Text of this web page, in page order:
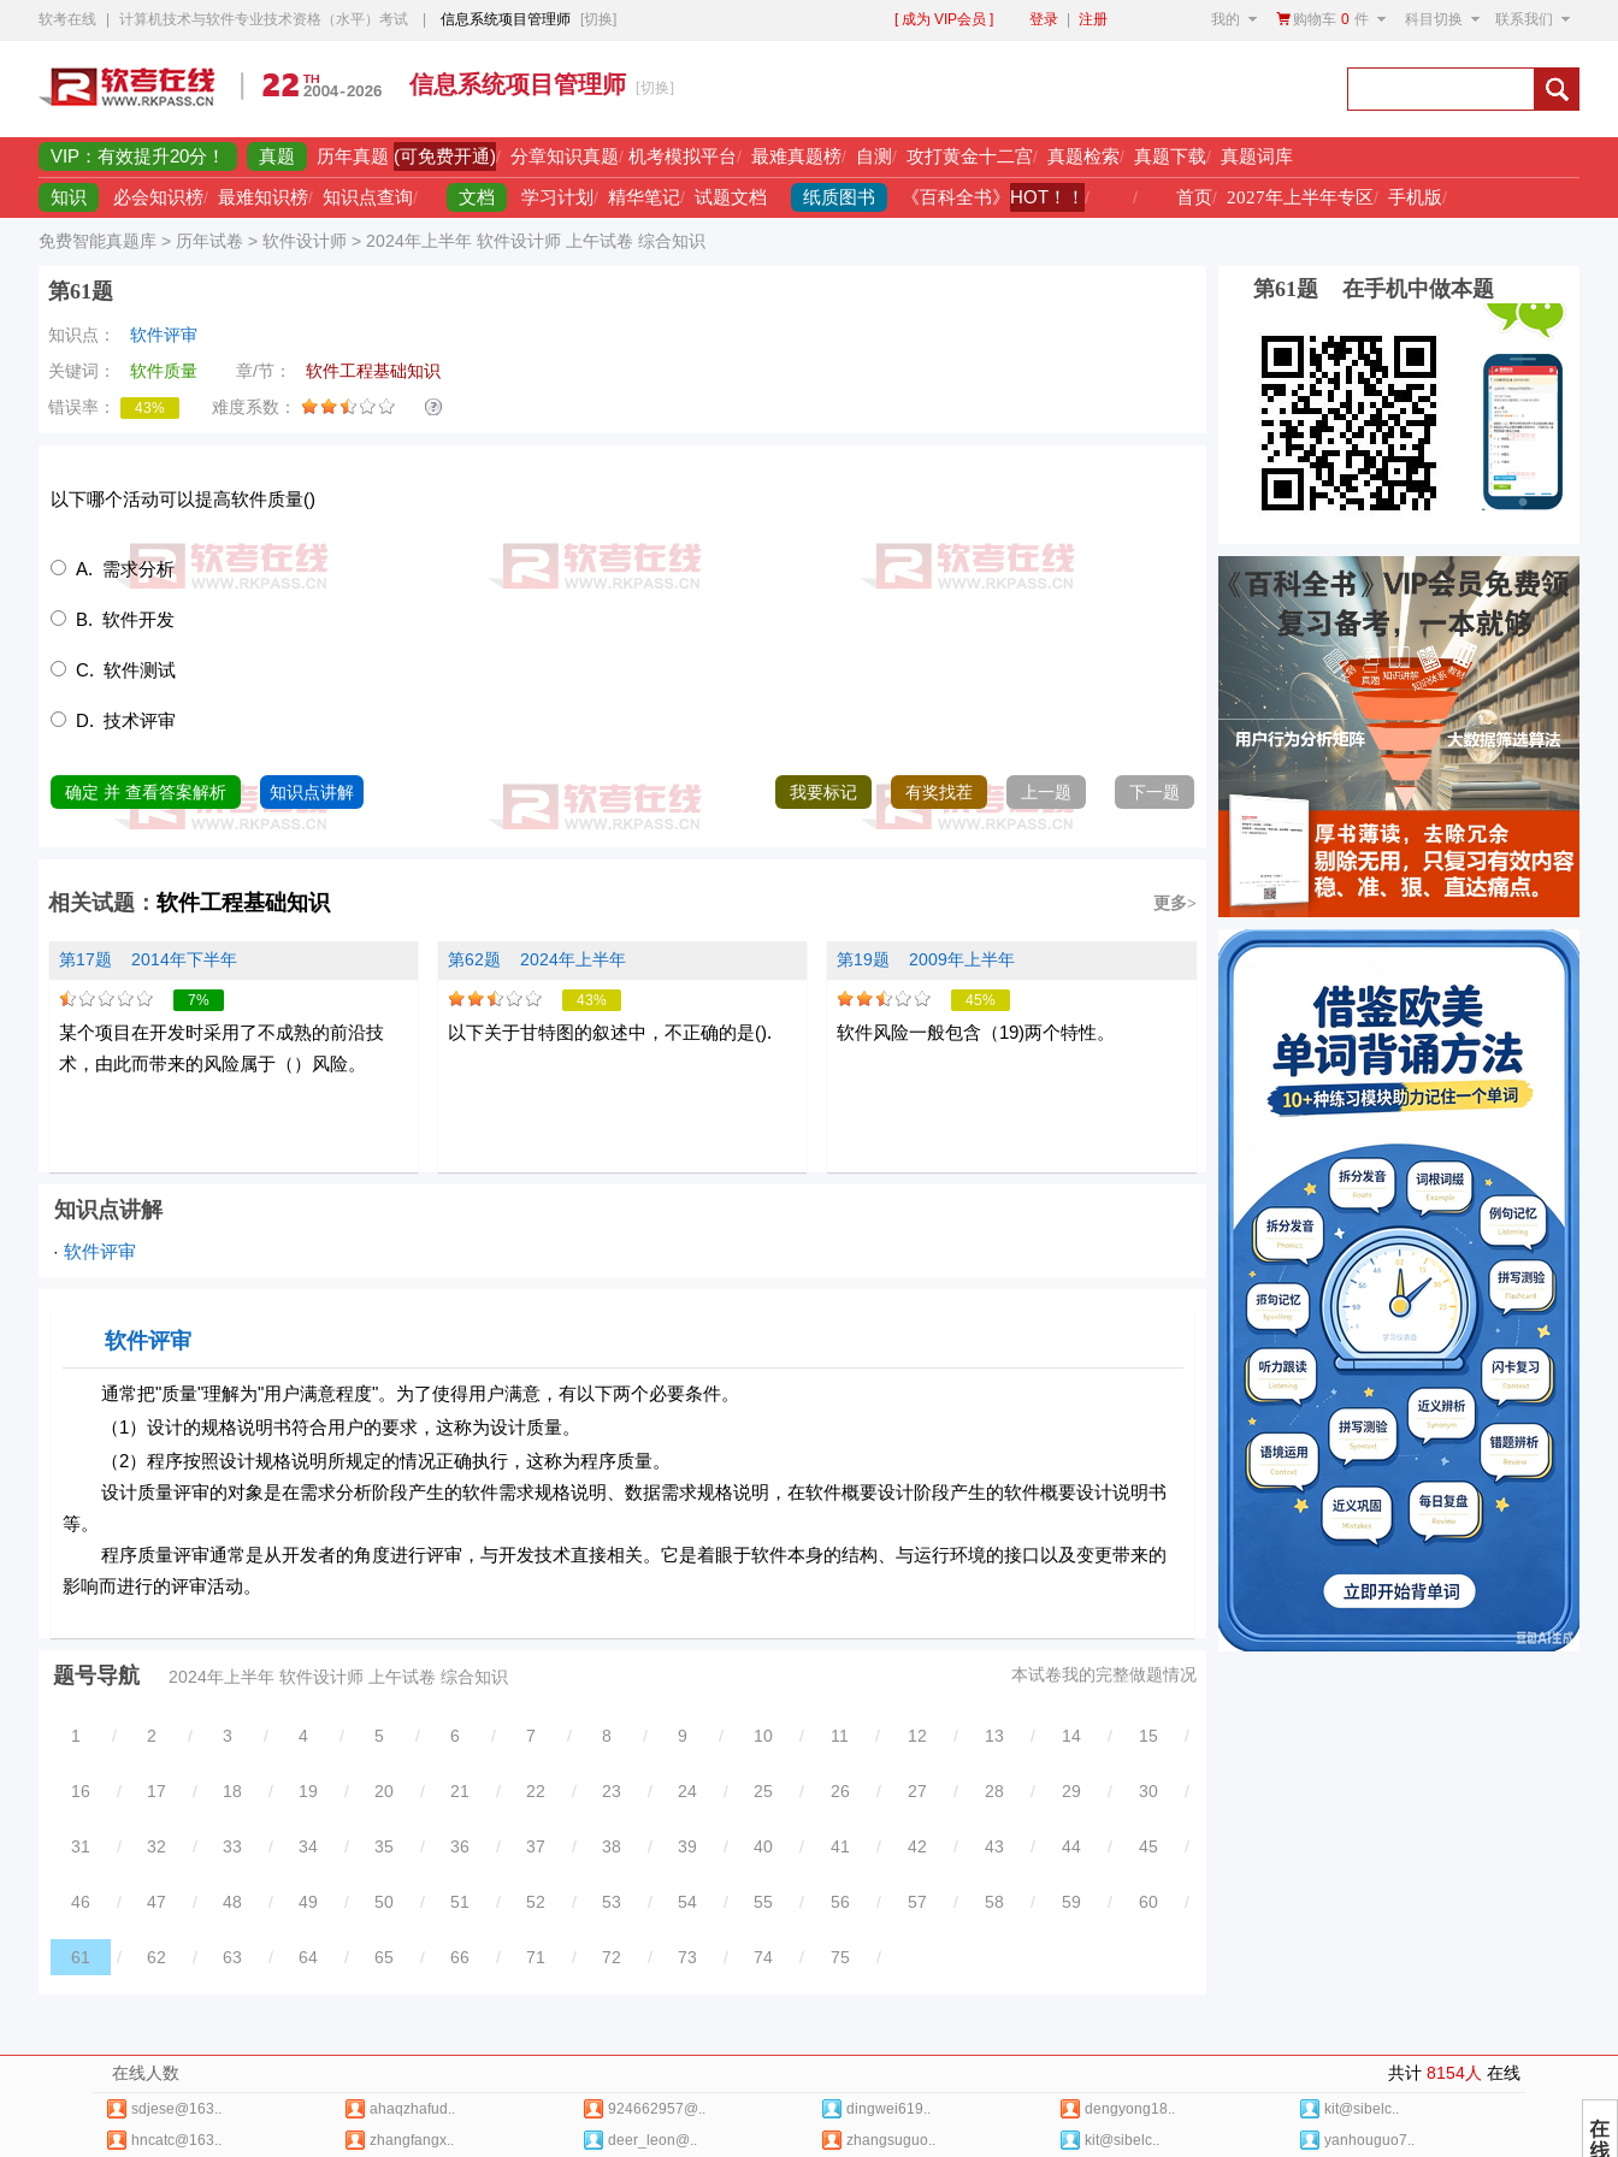
软考在线 计算机技术与软件专业技术资格（水平）考试 信息系统项目管理师 [切换] [ 成为 VIP会员 ] 登录 注册 我的 购物车 0 件 科目切换 联系我们
信息系统项目管理师 [切换]
VIP：有效提升20分！ 真题 历年真题 (可免费开通)/ 分章知识真题/ 机考模拟平台/ 最难真题榜/ 自测/ 攻打黄金十二宫/ 真题检索/ 真题下载/ 真题词库
知识 必会知识榜/ 最难知识榜/ 知识点查询/ 文档 学习计划/ 精华笔记/ 试题文档 纸质图书 《百科全书》 HOT！！ / / 首页/ 2027年上半年专区/ 手机版/
免费智能真题库 > 历年试卷 > 软件设计师 > 2024年上半年 软件设计师 上午试卷 综合知识
第61题
知识点：
软件评审
关键词：
软件质量 章/节：
软件工程基础知识
错误率：
43% 难度系数：
以下哪个活动可以提高软件质量()
A. 需求分析
B. 软件开发
C. 软件测试
D. 技术评审
确定 并 查看答案解析 知识点讲解 我要标记 有奖找茬 上一题 下一题
相关试题： 软件工程基础知识 更多>
第17题 2014年下半年
7%
某个项目在开发时采用了不成熟的前沿技
术，由此而带来的风险属于（）风险。
第62题 2024年上半年
43%
以下关于甘特图的叙述中，不正确的是().
第19题 2009年上半年
45%
软件风险一般包含（19)两个特性。
知识点讲解
· 软件评审
软件评审
通常把"质量"理解为"用户满意程度"。为了使得用户满意，有以下两个必要条件。
（1）设计的规格说明书符合用户的要求，这称为设计质量。
（2）程序按照设计规格说明所规定的情况正确执行，这称为程序质量。
设计质量评审的对象是在需求分析阶段产生的软件需求规格说明、数据需求规格说明，在软件概要设计阶段产生的软件概要设计说明书
等。
程序质量评审通常是从开发者的角度进行评审，与开发技术直接相关。它是着眼于软件本身的结构、与运行环境的接口以及变更带来的
影响而进行的评审活动。
题号导航 2024年上半年 软件设计师 上午试卷 综合知识 本试卷我的完整做题情况
1 / 2 / 3 / 4 / 5 / 6 / 7 / 8 / 9 / 10 / 11 / 12 / 13 / 14 / 15 /
16 / 17 / 18 / 19 / 20 / 21 / 22 / 23 / 24 / 25 / 26 / 27 / 28 / 29 / 30 /
31 / 32 / 33 / 34 / 35 / 36 / 37 / 38 / 39 / 40 / 41 / 42 / 43 / 44 / 45 /
46 / 47 / 48 / 49 / 50 / 51 / 52 / 53 / 54 / 55 / 56 / 57 / 58 / 59 / 60 /
61 / 62 / 63 / 64 / 65 / 66 / 71 / 72 / 73 / 74 / 75 /
第61题 在手机中做本题
在线人数 共计 8154人 在线
sdjese@163.. ahaqzhafud.. 924662957@.. dingwei619.. dengyong18..
kit@sibelc..
hncatc@163..
zhangfangx.. deer_leon@.. zhangsuguo.. kit@sibelc.. yanhouguo7..